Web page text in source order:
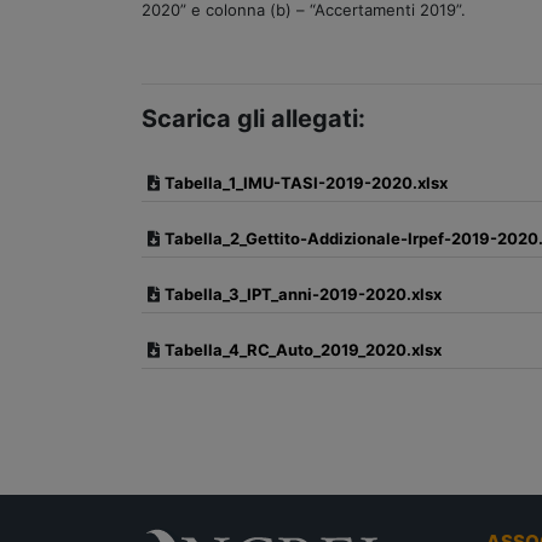
2020” e colonna (b) – “Accertamenti 2019”.
Scarica gli allegati:
Tabella_1_IMU-TASI-2019-2020.xlsx
Tabella_2_Gettito-Addizionale-Irpef-2019-
Tabella_3_IPT_anni-2019-2020.xlsx
Tabella_4_RC_Auto_2019_2020.xlsx